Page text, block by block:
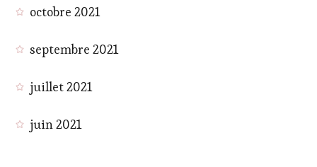
octobre 2021
septembre 2021
juillet 2021
juin 2021